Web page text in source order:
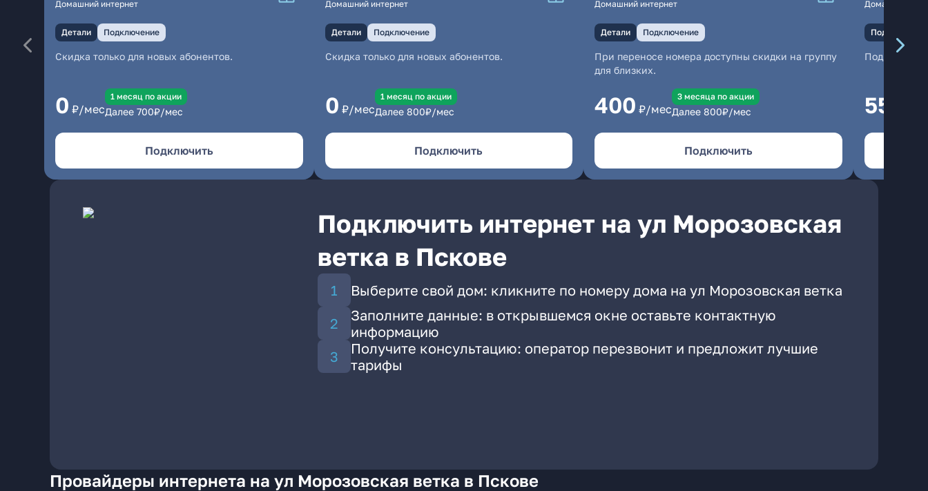
Домашний интернет
Детали Подключение
Скидка только для новых абонентов.
0 ₽/мес
1 месяц по акции
Далее 700₽/мес
Подключить
Домашний интернет
Детали Подключение
Скидка только для новых абонентов.
0 ₽/мес
1 месяц по акции
Далее 800₽/мес
Подключить
Домашний интернет
Детали Подключение
При переносе номера доступны скидки на группу
для близких.
400 ₽/мес
3 месяцa по акции
Далее 800₽/мес
Подключить
Домашний
Подключение
550
Подключить интернет на ул Морозовская
ветка в Пскове
Выберите свой дом: кликните по номеру дома на ул Морозовская ветка
Заполните данные: в открывшемся окне оставьте контактную
информацию
Получите консультацию: оператор перезвонит и предложит лучшие
тарифы
Провайдеры интернета на ул Морозовская ветка в Пскове